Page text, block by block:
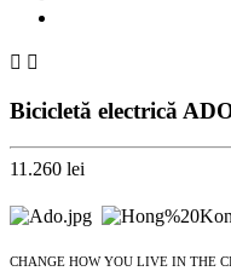
 
Bicicletă electrică
11.260 lei
CHANGE HOW YOU LIVE IN THE